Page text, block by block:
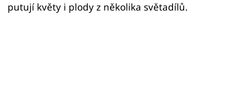
putují květy i plody z několika světadílů.